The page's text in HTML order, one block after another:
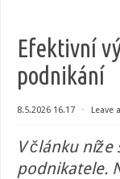
Efektivní
podnikání
8.5.2026 16.17 ⋅ Leave
V článku
podnikatele.